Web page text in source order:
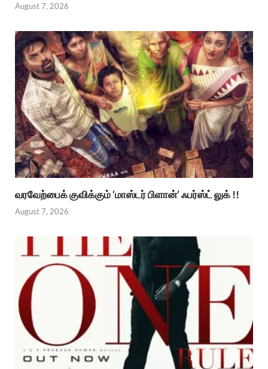
August 7, 2026
வரவேற்பைக் குவிக்கும் ‘மாஸ்டர் பிளான்’ ஃபர்ஸ்ட் லுக் !!
August 7, 2026